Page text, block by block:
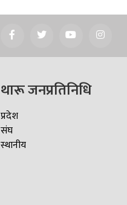
थारू जनप्रतिनिधि
प्रदेश
संघ
स्थानीय